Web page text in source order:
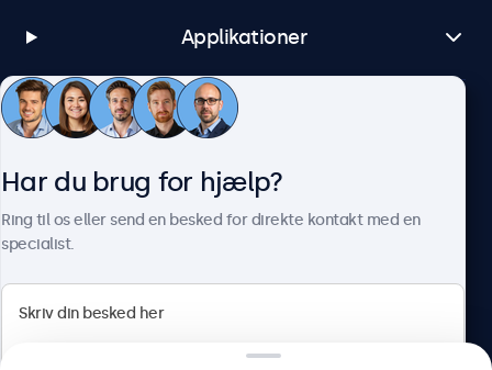
Applikationer
Kundeservice
Har du brug for hjælp?
Ring til os eller send en besked for direkte kontakt med en
specialist.